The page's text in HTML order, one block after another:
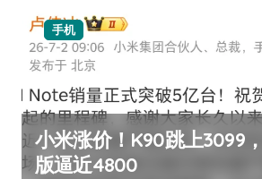
手机
小米涨价！K90跳上3099
版逼近4800